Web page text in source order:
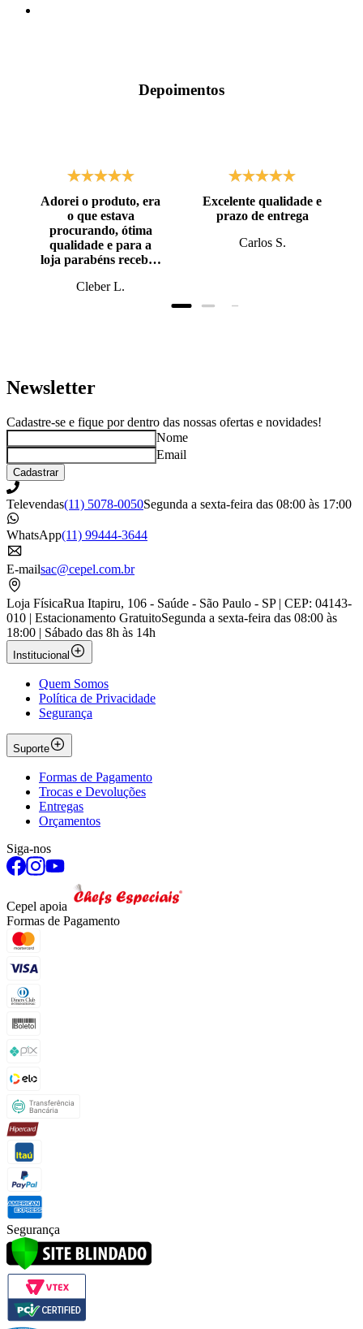
Depoimentos
Adorei o produto, era
o que estava
procurando, ótima
qualidade e para a
loja parabéns recebi o
prazo, super bem
Cleber L.
Excelente qualidade e
prazo de entrega
Carlos S.
Newsletter
Cadastre-se e fique por dentro das nossas ofertas e novidades!
Nome
Email
Cadastrar
Televendas(11) 5078-0050Segunda a sexta-feira das 08:00 às 17:00
WhatsApp(11) 99444-3644
E-mailsac@cepel.com.br
Loja FísicaRua Itapiru, 106 - Saúde - São Paulo - SP | CEP: 04143-
010 | Estacionamento GratuitoSegunda a sexta-feira das 08:00 às
18:00 | Sábado das 8h às 14h
Institucional
Quem Somos
Política de Privacidade
Segurança
Suporte
Formas de Pagamento
Trocas e Devoluções
Entregas
Orçamentos
Siga-nos
Cepel apoia
Formas de Pagamento
Segurança